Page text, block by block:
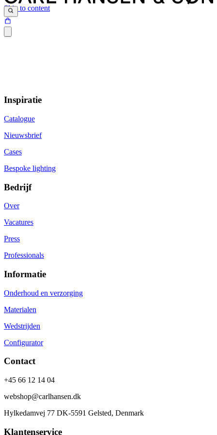
Skip to content
Inspiratie
Catalogue
Nieuwsbrief
Cases
Bespoke lighting
Bedrijf
Over
Vacatures
Press
Professionals
Informatie
Onderhoud en verzorging
Materialen
Wedstrijden
Configurator
Contact
+45 66 12 14 04
webshop@carlhansen.dk
Hylkedamvej 77 DK-5591 Gelsted, Denmark
Klantenservice